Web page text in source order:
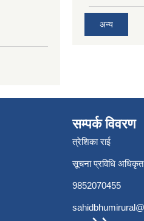
अन्य
सम्पर्क विवरण
त्रेशिका राई
सूचना प्रविधि अधिकृत
9852070455